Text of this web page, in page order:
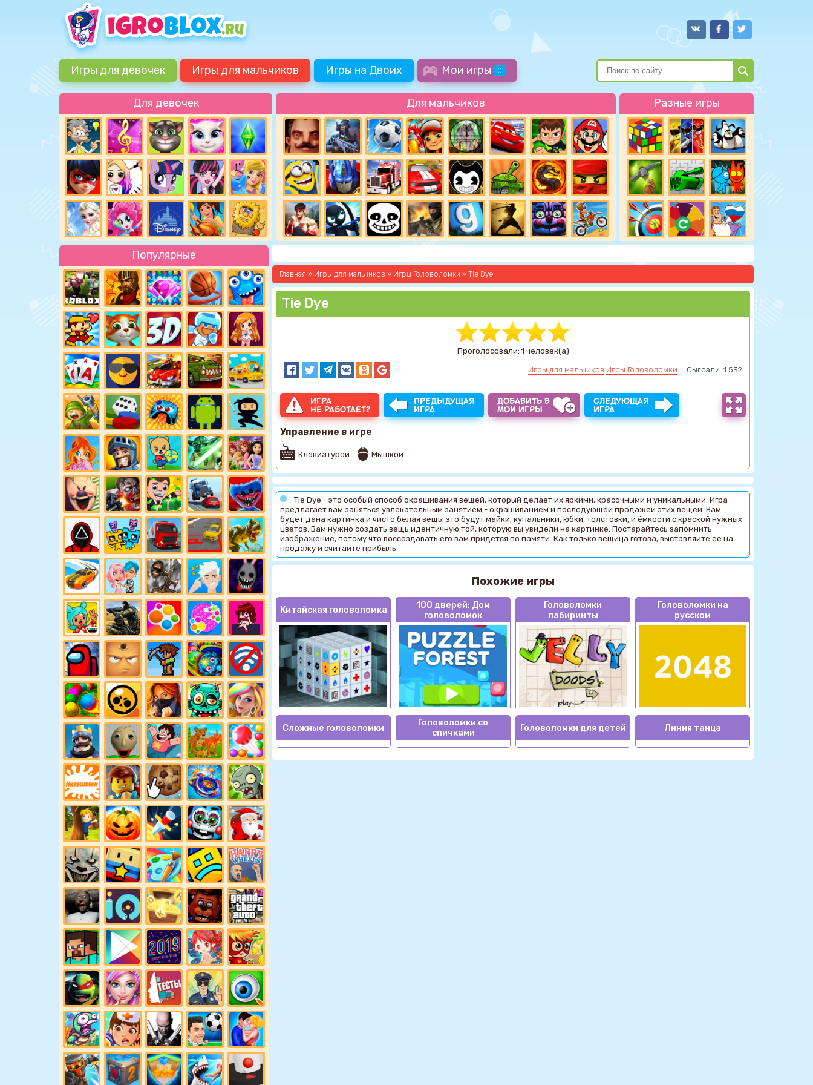
Игры для девочек Игры для мальчиков Игры на Двоих Мои игры 0
Для девочек Для мальчиков Разные игры
Популярные
Главная » Игры для мальчиков » Игры Головоломки » Tie Dye
Tie Dye
Проголосовали: 1 человек(а)
Игры для мальчиков Игры Головоломки Сыграли: 1 532
ИГРА
НЕ РАБОТАЕТ?
ПРЕДЫДУЩАЯ
ИГРА
ДОБАВИТЬ В
МОИ ИГРЫ
СЛЕДУЮЩАЯ
ИГРА
Управление в игре
Клавиатурой Мышкой
Tie Dye - это особый способ окрашивания вещей, который делает их яркими, красочными и уникальными. Игра
предлагает вам заняться увлекательным занятием - окрашиванием и последующей продажей этих вещей. Вам
будет дана картинка и чисто белая вещь: это будут майки, купальники, юбки, толстовки, и ёмкости с краской нужных
цветов. Вам нужно создать вещь идентичную той, которую вы увидели на картинке. Постарайтесь запомнить
изображение, потому что воссоздавать его вам придется по памяти. Как только вещица готова, выставляйте её на
продажу и считайте прибыль.
Похожие игры
Китайская головоломка
100 дверей: Дом
головоломок
Головоломки
лабиринты
Головоломки на
русском
Сложные головоломки
Головоломки со
спичками
Головоломки для детей Линия танца